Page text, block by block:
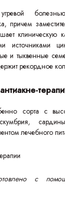
болезнью
причем
клиническую
источниками
и тыквенные
рекордное
сорта с
лечебного
с